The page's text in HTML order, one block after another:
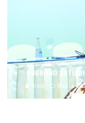
NUGROHO
Arum Media